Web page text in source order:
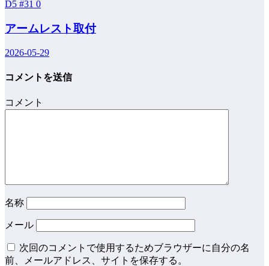
D5 #31 0
アームレスト取付
2026-05-29
コメントを送信
コメント
名称
メール
次回のコメントで使用するためブラウザーに自分の名
前、メールアドレス、サイトを保存する。